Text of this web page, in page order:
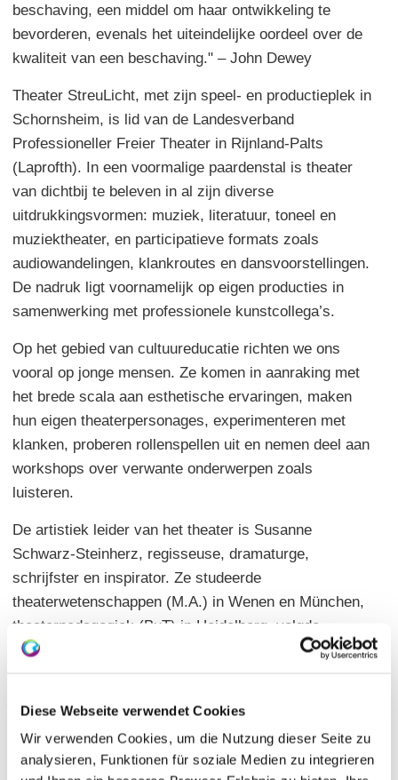
Diese Webseite verwendet Cookies
Wir verwenden Cookies, um die Nutzung dieser Seite zu
analysieren, Funktionen für soziale Medien zu integrieren
beschaving, een middel om haar ontwikkeling te
bevorderen, evenals het uiteindelijke oordeel over de
kwaliteit van een beschaving." – John Dewey
Theater StreuLicht, met zijn speel- en productieplek in
Schornsheim, is lid van de Landesverband
Professioneller Freier Theater in Rijnland-Palts
(Laprofth). In een voormalige paardenstal is theater
van dichtbij te beleven in al zijn diverse
uitdrukkingsvormen: muziek, literatuur, toneel en
muziektheater, en participatieve formats zoals
audiowandelingen, klankroutes en dansvoorstellingen.
De nadruk ligt voornamelijk op eigen producties in
samenwerking met professionele kunstcollega’s.
Op het gebied van cultuureducatie richten we ons
vooral op jonge mensen. Ze komen in aanraking met
het brede scala aan esthetische ervaringen, maken
hun eigen theaterpersonages, experimenteren met
klanken, proberen rollenspellen uit en nemen deel aan
workshops over verwante onderwerpen zoals
luisteren.
De artistiek leider van het theater is Susanne
Schwarz-Steinherz, regisseuse, dramaturge,
schrijfster en inspirator. Ze studeerde
theaterwetenschappen (M.A.) in Wenen en München,
theaterpedagogiek (BuT) in Heidelberg, volgde
stempedagogiek aan het Lichtenberger Instituut en
Onze mobiele producties "Naam: Sophie Scholl" en
"Wilhelm Tell" zijn gericht op een jong publiek. We